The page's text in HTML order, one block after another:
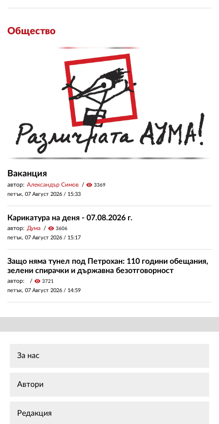
Общество
Ваканция
автор: Александър Симов visibility 3369
петък, 07 Август 2026 / 15:33
Карикатура на деня - 07.08.2026 г.
автор: Дума visibility 3606
петък, 07 Август 2026 / 15:17
Защо няма тунел под Петрохан: 110 години обещания,
зелени спирачки и държавна безотговорност
автор: visibility 3721
петък, 07 Август 2026 / 14:59
За нас
Автори
Редакция